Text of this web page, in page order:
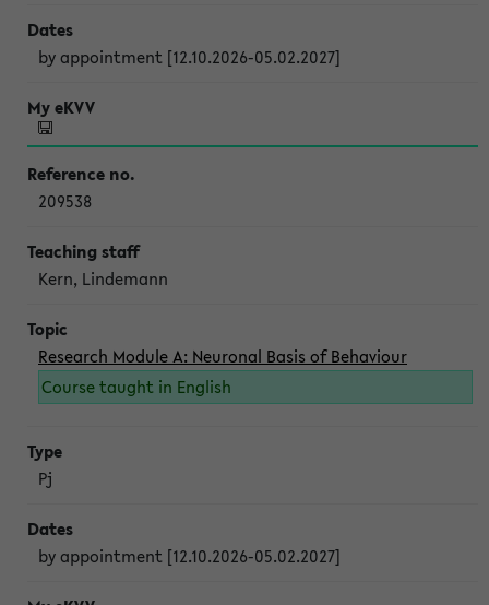
by appointment [12.10.2026-05.02.2027]
209538
Kern, Lindemann
Research Module A: Neuronal Basis of Behaviour
Course taught in English
Pj
by appointment [12.10.2026-05.02.2027]